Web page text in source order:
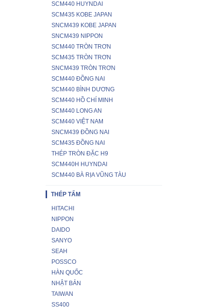
SCM440 HUYNDAI
SCM435 KOBE JAPAN
SNCM439 KOBE JAPAN
SNCM439 NIPPON
SCM440 TRÒN TRƠN
SCM435 TRÒN TRƠN
SNCM439 TRÒN TRƠN
SCM440 ĐỒNG NAI
SCM440 BÌNH DƯƠNG
SCM440 HỒ CHÍ MINH
SCM440 LONG AN
SCM440 VIỆT NAM
SNCM439 ĐỒNG NAI
SCM435 ĐỒNG NAI
THÉP TRÒN ĐẶC H9
SCM440H HUYNDAI
SCM440 BÀ RỊA VŨNG TÀU
THÉP TẤM
HITACHI
NIPPON
DAIDO
SANYO
SEAH
POSSCO
HÀN QUỐC
NHẬT BẢN
TAIWAN
SS400